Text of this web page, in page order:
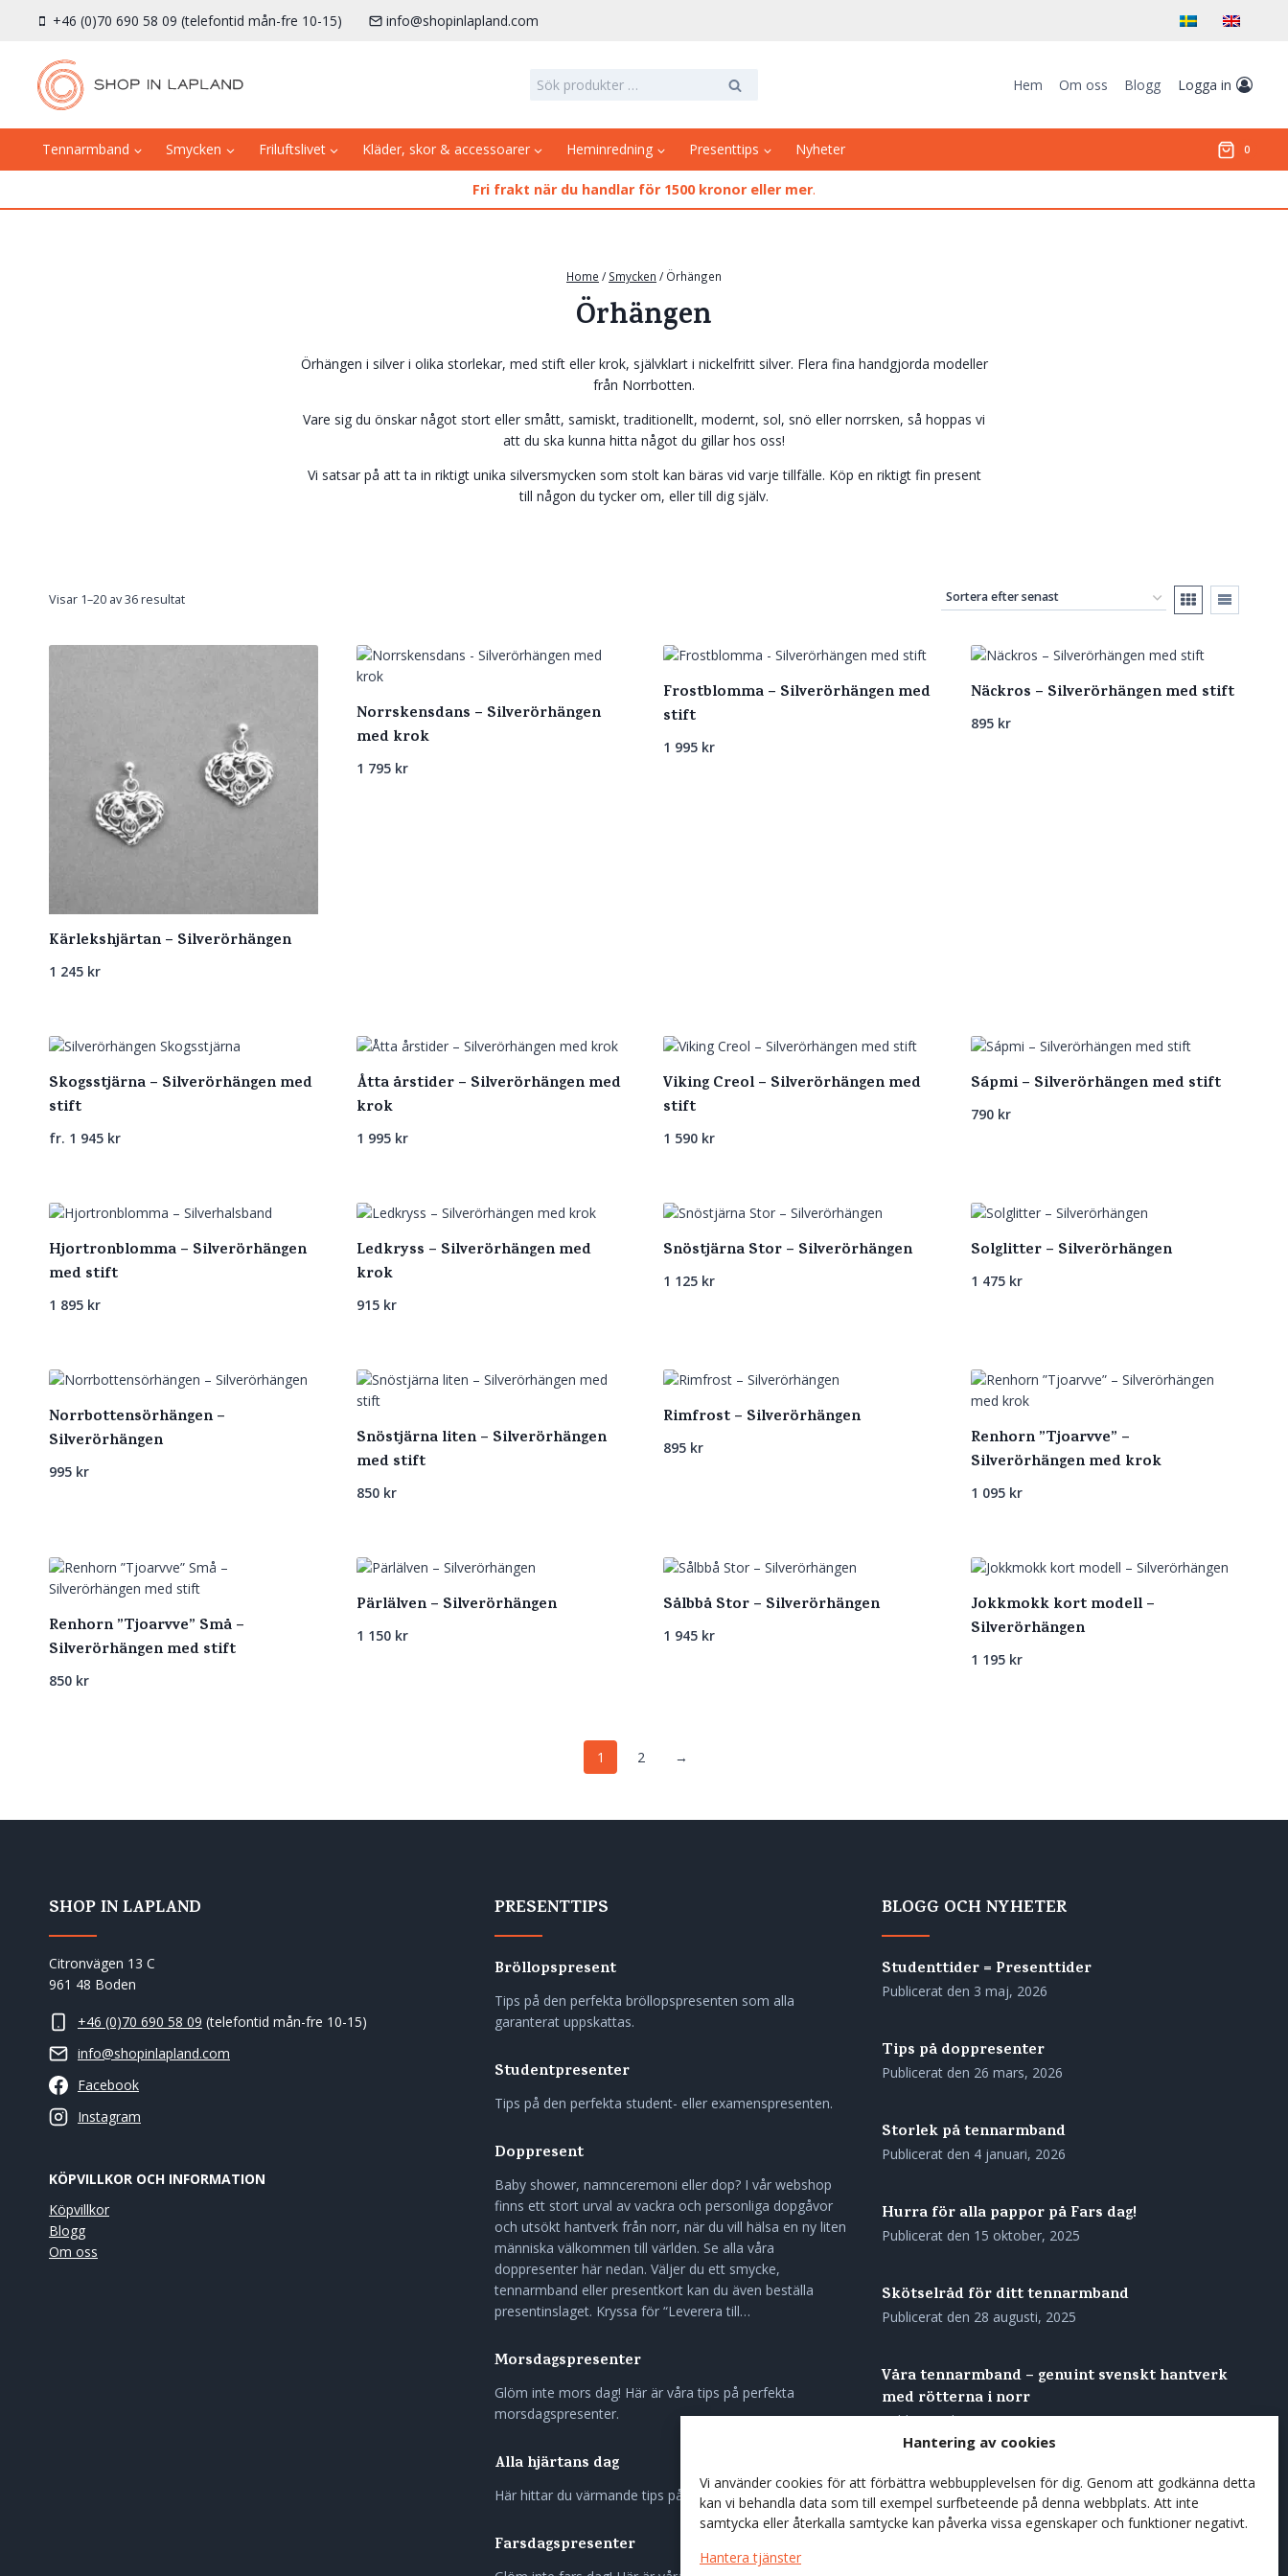
Hantering av cookies
Vi använder cookies för att förbättra webbupplevelsen för dig. Genom att godkänna detta
kan vi behandla data som till exempel surfbeteende på denna webbplats. Att inte
samtycka eller återkalla samtycke kan påverka vissa egenskaper och funktioner negativt.
Hantera tjänster
+46 (0)70 690 58 09 (telefontid mån-fre 10-15) info@shopinlapland.com
Sök
Sök Hem Om oss Blogg Logga in
Tennarmband Smycken Friluftslivet Kläder, skor & accessoarer Heminredning Presenttips Nyheter 0
Fri frakt när du handlar för 1500 kronor eller mer.
Home / Smycken / Örhängen
Örhängen
Örhängen i silver i olika storlekar, med stift eller krok, självklart i nickelfritt silver. Flera fina handgjorda modeller
från Norrbotten.
Vare sig du önskar något stort eller smått, samiskt, traditionellt, modernt, sol, snö eller norrsken, så hoppas vi
att du ska kunna hitta något du gillar hos oss!
Vi satsar på att ta in riktigt unika silversmycken som stolt kan bäras vid varje tillfälle. Köp en riktigt fin present
till någon du tycker om, eller till dig själv.
Visar 1–20 av 36 resultatSortera
Kärlekshjärtan – Silverörhängen
1 245 kr
Norrskensdans – Silverörhängen
med krok
1 795 kr
Frostblomma – Silverörhängen med
stift
1 995 kr
Näckros – Silverörhängen med stift
895 kr
Skogsstjärna – Silverörhängen med
stift
fr. 1 945 kr
Åtta årstider – Silverörhängen med
krok
1 995 kr
Viking Creol – Silverörhängen med
stift
1 590 kr
Sápmi – Silverörhängen med stift
790 kr
Hjortronblomma – Silverörhängen
med stift
1 895 kr
Ledkryss – Silverörhängen med
krok
915 kr
Snöstjärna Stor – Silverörhängen
1 125 kr
Solglitter – Silverörhängen
1 475 kr
Norrbottensörhängen –
Silverörhängen
995 kr
Snöstjärna liten – Silverörhängen
med stift
850 kr
Rimfrost – Silverörhängen
895 kr
Renhorn ”Tjoarvve” –
Silverörhängen med krok
1 095 kr
Renhorn ”Tjoarvve” Små –
Silverörhängen med stift
850 kr
Pärlälven – Silverörhängen
1 150 kr
Sålbbå Stor – Silverörhängen
1 945 kr
Jokkmokk kort modell –
Silverörhängen
1 195 kr
1 2 →
SHOP IN LAPLAND
Citronvägen 13 C
961 48 Boden
+46 (0)70 690 58 09 (telefontid mån-fre 10-15)
info@shopinlapland.com
Facebook
Instagram
KÖPVILLKOR OCH INFORMATION
Köpvillkor
Blogg
Om oss
PRESENTTIPS
Bröllopspresent
Tips på den perfekta bröllopspresenten som alla
garanterat uppskattas.
Studentpresenter
Tips på den perfekta student- eller examenspresenten.
Doppresent
Baby shower, namnceremoni eller dop? I vår webshop
finns ett stort urval av vackra och personliga dopgåvor
och utsökt hantverk från norr, när du vill hälsa en ny liten
människa välkommen till världen. Se alla våra
doppresenter här nedan. Väljer du ett smycke,
tennarmband eller presentkort kan du även beställa
presentinslaget. Kryssa för “Leverera till…
Morsdagspresenter
Glöm inte mors dag! Här är våra tips på perfekta
morsdagspresenter.
Alla hjärtans dag
Här hittar du värmande tips på gåvor till nära och kära.
Farsdagspresenter
BLOGG OCH NYHETER
Studenttider = Presenttider
Publicerat den 3 maj, 2026
Tips på doppresenter
Publicerat den 26 mars, 2026
Storlek på tennarmband
Publicerat den 4 januari, 2026
Hurra för alla pappor på Fars dag!
Publicerat den 15 oktober, 2025
Skötselråd för ditt tennarmband
Publicerat den 28 augusti, 2025
Våra tennarmband – genuint svenskt hantverk
med rötterna i norr
Publicerat den27 augusti, 2025
Förgyll sommarens kaffestunder med en
träkåsa
Publicerat den7 juni, 2025